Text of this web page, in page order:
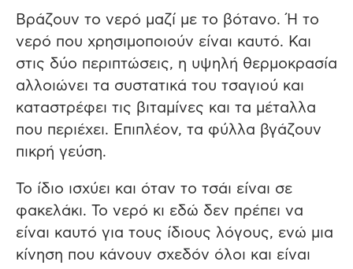
Βράζουν το νερό μαζί με το βότανο. Ή το
νερό που χρησιμοποιούν είναι καυτό. Και
στις δύο περιπτώσεις, η υψηλή θερμοκρασία
αλλοιώνει τα συστατικά του τσαγιού και
καταστρέφει τις βιταμίνες και τα μέταλλα
που περιέχει. Επιπλέον, τα φύλλα βγάζουν
πικρή γεύση.
Το ίδιο ισχύει και όταν το τσάι είναι σε
φακελάκι. Το νερό κι εδώ δεν πρέπει να
είναι καυτό για τους ίδιους λόγους, ενώ μια
κίνηση που κάνουν σχεδόν όλοι και είναι